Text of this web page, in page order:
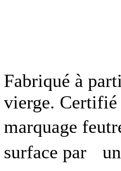
Fabriqué à
vierge. Certifié
marquage
surface par un